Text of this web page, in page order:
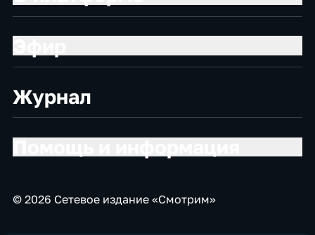
Журнал
© 2026 Сетевое издание «Смотрим»